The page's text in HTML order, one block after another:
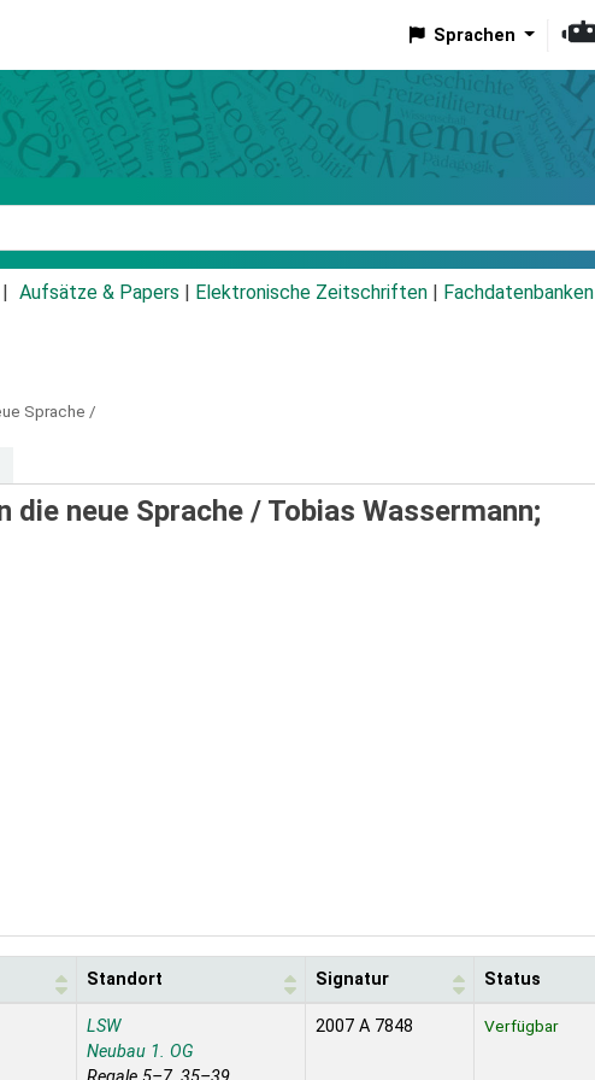
Sprachen
Aufsätze & Papers Elektronische Zeitschriften Fachdatenbanken
Sprache /
die neue Sprache / Tobias Wassermann;
Standort Signatur Status
LSW
Neubau 1. OG
2007 A 7848 Verfügbar